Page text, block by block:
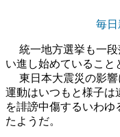
毎日
統一地方選挙も一段
い進し始めていること
東日本大震災の影響
運動はいつもと様子は
を誹謗中傷するいわゆ
たようだ。